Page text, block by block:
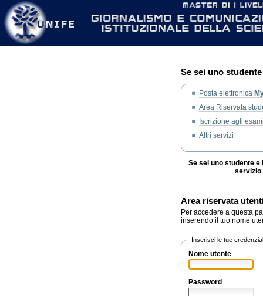
Salta
contenuti.
Salta
Strumenti
personali
Se sei uno
Posta elettronica
Area Riservata
Iscrizione agli
Altri servizi
Se sei uno studente
Area riservata
Per accedere a questa
inserendo il tuo nome
Inserisci le tue
Nome utente
Password